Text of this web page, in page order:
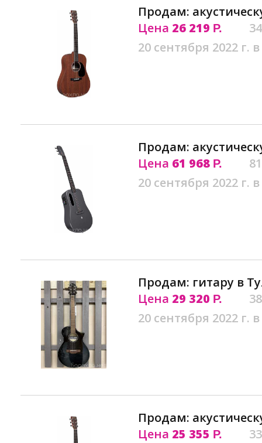
Продам:
Цена 26 219 Р.
20 сентября 2022 г.
Продам:
Цена 61 968 Р.
20 сентября 2022 г.
Продам: гитару в
Цена 29 320 Р.
20 сентября 2022 г.
Продам:
Цена 25 355 Р.